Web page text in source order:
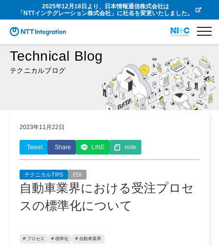
2025年12月18日より、日本情報通信株式会社は
「NTTインテグレーション株式会社」に社名を変更いたしました。
Technical Blog
テクニカルブログ
2023年11月22日
Tweet Share LINE note
テクニカルTIPS EDI
自動車業界における受注プロセ
スの標準化について
# プロセス # 標準化 # 自動車業界